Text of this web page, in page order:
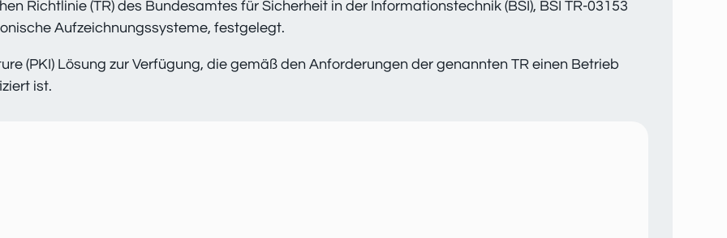
Richtlinie (TR) des Bundesamtes für Sicherheit in der Informationstechnik (BSI), BSI TR-03153
Aufzeichnungssysteme, festgelegt.
(PKI) Lösung zur Verfügung, die gemäß den Anforderungen der genannten TR einen Betrieb
ist.